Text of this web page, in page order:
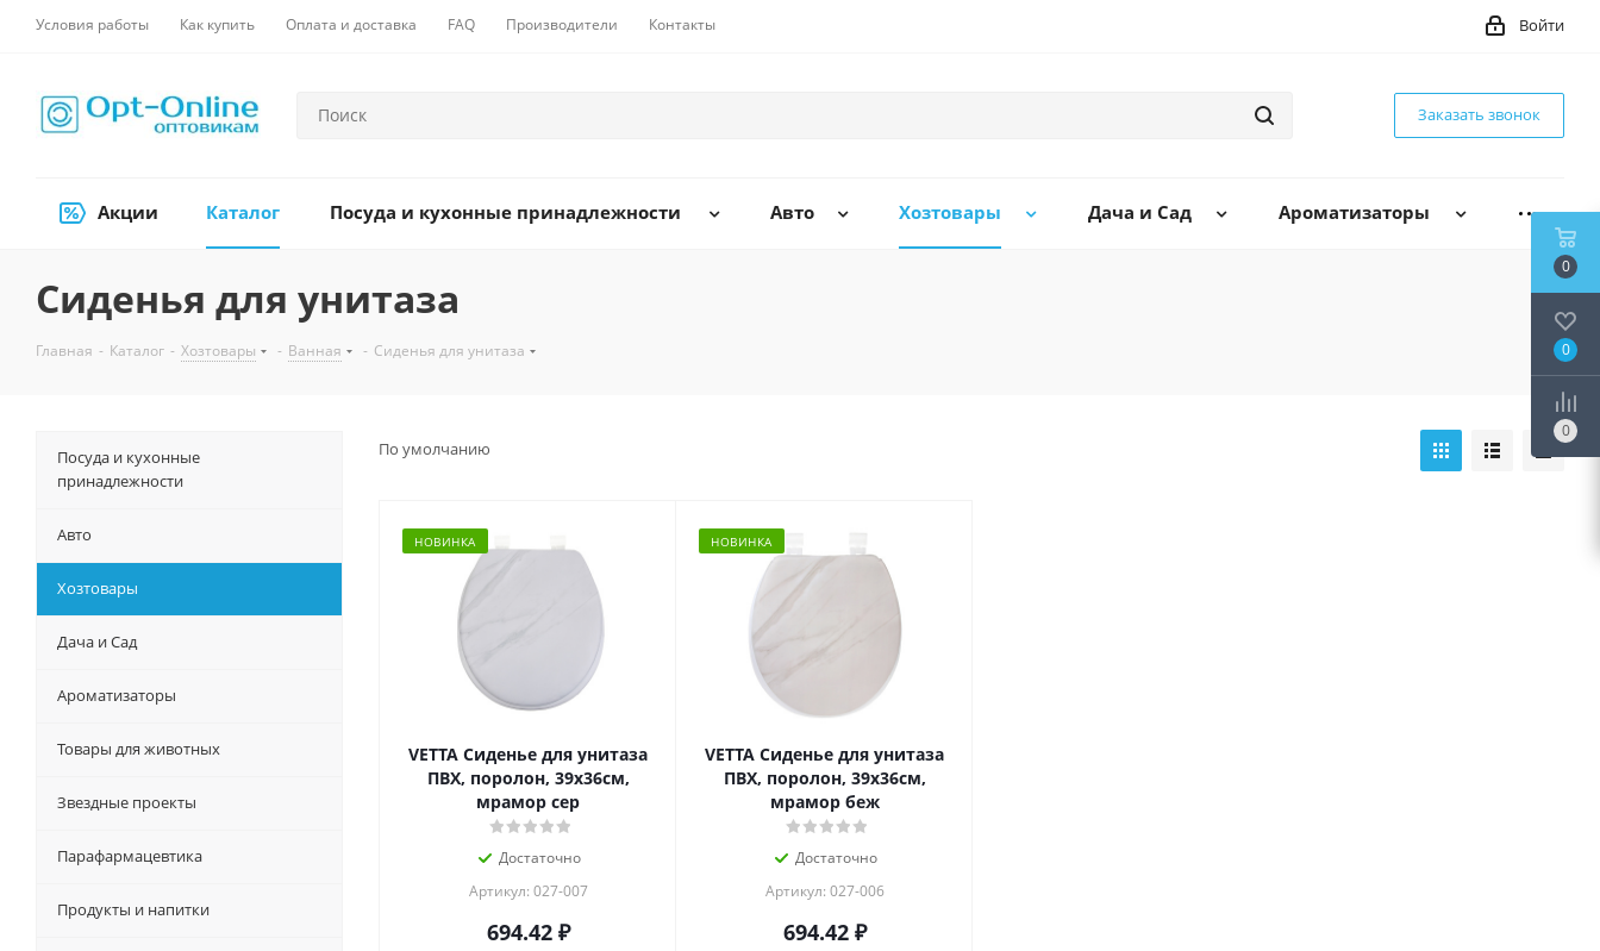
Условия работы Как купить Оплата и доставка FAQ Производители Контакты Войти
Заказать звонок
Акции Каталог Посуда и кухонные принадлежности Авто Хозтовары Дача и Сад Ароматизаторы
Сиденья для унитаза
Главная - Каталог - Хозтовары - Ванная - Сиденья для унитаза
По умолчанию
НОВИНКА
VETTA Сиденье для унитаза
ПВХ, поролон, 39x36см,
мрамор сер
Достаточно
Артикул: 027-007
694.42₽
НОВИНКА
VETTA Сиденье для унитаза
ПВХ, поролон, 39x36см,
мрамор беж
Достаточно
Артикул: 027-006
694.42₽
Посуда и кухонные
принадлежности
Авто
Хозтовары
Дача и Сад
Ароматизаторы
Товары для животных
Звездные проекты
Парафармацевтика
Продукты и напитки
0
0
0